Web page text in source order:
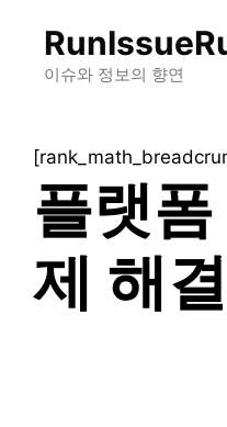
이슈와 정보의 향연
플랫
제 해